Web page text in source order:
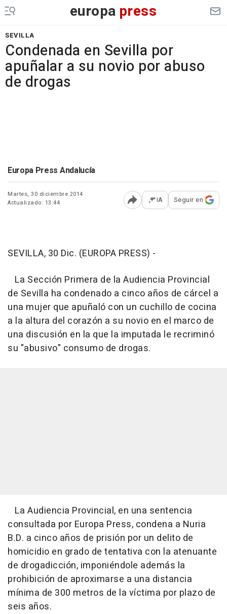
europa press
SEVILLA
Condenada en Sevilla por
apuñalar a su novio por abuso
de drogas
Europa Press Andalucía
Martes, 30 diciembre 2014
Actualizado: 13:44
Abrir opciones para
IA Seguir en
SEVILLA, 30 Dic. (EUROPA PRESS) -
La Sección Primera de la Audiencia Provincial
de Sevilla ha condenado a cinco años de cárcel a
una mujer que apuñaló con un cuchillo de cocina
a la altura del corazón a su novio en el marco de
una discusión en la que la imputada le recriminó
su "abusivo" consumo de drogas.
La Audiencia Provincial, en una sentencia
consultada por Europa Press, condena a Nuria
B.D. a cinco años de prisión por un delito de
homicidio en grado de tentativa con la atenuante
de drogadicción, imponiéndole además la
prohibición de aproximarse a una distancia
mínima de 300 metros de la víctima por plazo de
seis años.